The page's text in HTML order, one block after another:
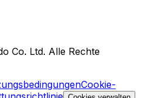
Co. Ltd. Alle Rechte
Cookie-